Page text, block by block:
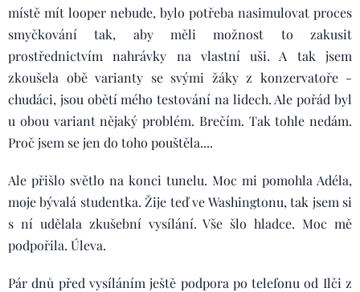
místě mít looper nebude, bylo potřeba nasimulovat proces
smyčkování tak, aby měli možnost to zakusit
prostřednictvím nahrávky na vlastní uši. A tak jsem
zkoušela obě varianty se svými žáky z konzervatoře -
chudáci, jsou obětí mého testování na lidech. Ale pořád byl
u obou variant nějaký problém. Brečím. Tak tohle nedám.
Proč jsem se jen do toho pouštěla....
Ale přišlo světlo na konci tunelu. Moc mi pomohla Adéla,
moje bývalá studentka. Žije teď ve Washingtonu, tak jsem si
s ní udělala zkušební vysílání. Vše šlo hladce. Moc mě
podpořila. Úleva.
Pár dnů před vysíláním ještě podpora po telefonu od Ilči z